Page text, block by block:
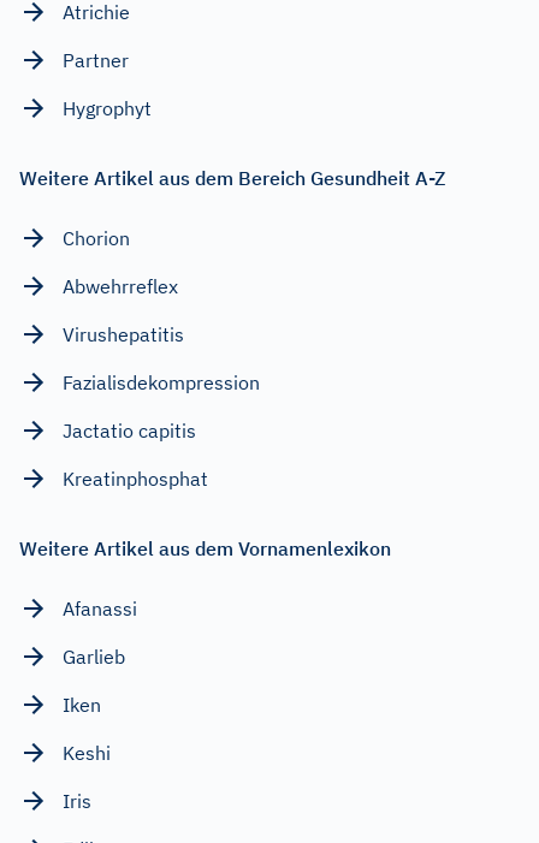
Atrichie
Partner
Hygrophyt
Weitere Artikel aus dem Bereich Gesundheit A-Z
Chorion
Abwehrreflex
Virushepatitis
Fazialisdekompression
Jactatio capitis
Kreatinphosphat
Weitere Artikel aus dem Vornamenlexikon
Afanassi
Garlieb
Iken
Keshi
Iris